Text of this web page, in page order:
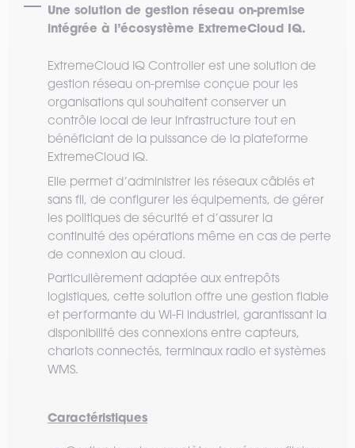
Une solution de gestion réseau on-premise
intégrée à l’écosystème ExtremeCloud IQ.
ExtremeCloud IQ Controller est une solution de
gestion réseau on-premise conçue pour les
organisations qui souhaitent conserver un
contrôle local de leur infrastructure tout en
bénéficiant de la puissance de la plateforme
ExtremeCloud IQ.
Elle permet d’administrer les réseaux câblés et
sans fil, de configurer les équipements, de gérer
les politiques de sécurité et d’assurer la
continuité des opérations même en cas de perte
de connexion au cloud.
Particulièrement adaptée aux entrepôts
logistiques, cette solution offre une gestion fiable
et performante du Wi-Fi industriel, garantissant la
disponibilité des connexions entre capteurs,
chariots connectés, terminaux radio et systèmes
WMS.
Caractéristiques